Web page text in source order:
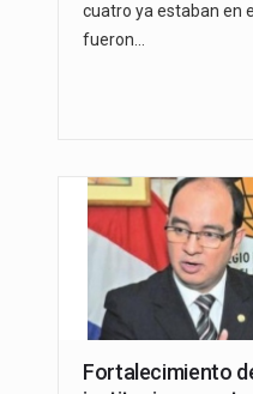
cuatro ya estaban en
fueron…
Fortalecimiento